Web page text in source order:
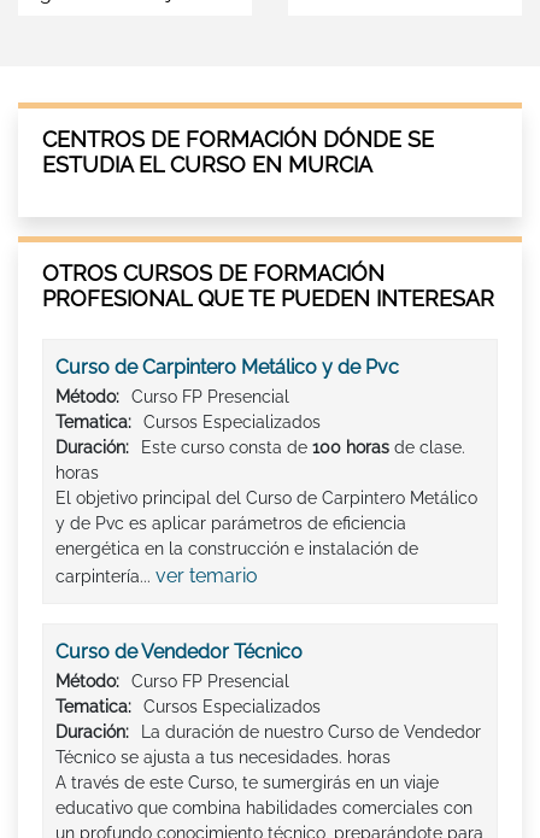
CENTROS DE FORMACIÓN DÓNDE SE
ESTUDIA EL CURSO EN MURCIA
OTROS CURSOS DE FORMACIÓN
PROFESIONAL QUE TE PUEDEN INTERESAR
Curso de Carpintero Metálico y de Pvc
Método:
Curso FP Presencial
Tematica:
Cursos Especializados
Duración:
Este curso consta de 100 horas de clase.
horas
El objetivo principal del Curso de Carpintero Metálico
y de Pvc es aplicar parámetros de eficiencia
energética en la construcción e instalación de
carpintería... ver temario
Curso de Vendedor Técnico
Método:
Curso FP Presencial
Tematica:
Cursos Especializados
Duración:
La duración de nuestro Curso de Vendedor
Técnico se ajusta a tus necesidades. horas
A través de este Curso, te sumergirás en un viaje
educativo que combina habilidades comerciales con
un profundo conocimiento técnico, preparándote para